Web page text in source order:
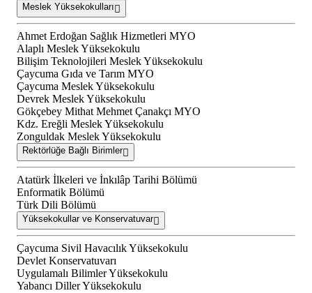
Meslek Yüksekokulları
Ahmet Erdoğan Sağlık Hizmetleri MYO
Alaplı Meslek Yüksekokulu
Bilişim Teknolojileri Meslek Yüksekokulu
Çaycuma Gıda ve Tarım MYO
Çaycuma Meslek Yüksekokulu
Devrek Meslek Yüksekokulu
Gökçebey Mithat Mehmet Çanakçı MYO
Kdz. Ereğli Meslek Yüksekokulu
Zonguldak Meslek Yüksekokulu
Rektörlüğe Bağlı Birimler
Atatürk İlkeleri ve İnkılâp Tarihi Bölümü
Enformatik Bölümü
Türk Dili Bölümü
Yüksekokullar ve Konservatuvar
Çaycuma Sivil Havacılık Yüksekokulu
Devlet Konservatuvarı
Uygulamalı Bilimler Yüksekokulu
Yabancı Diller Yüksekokulu